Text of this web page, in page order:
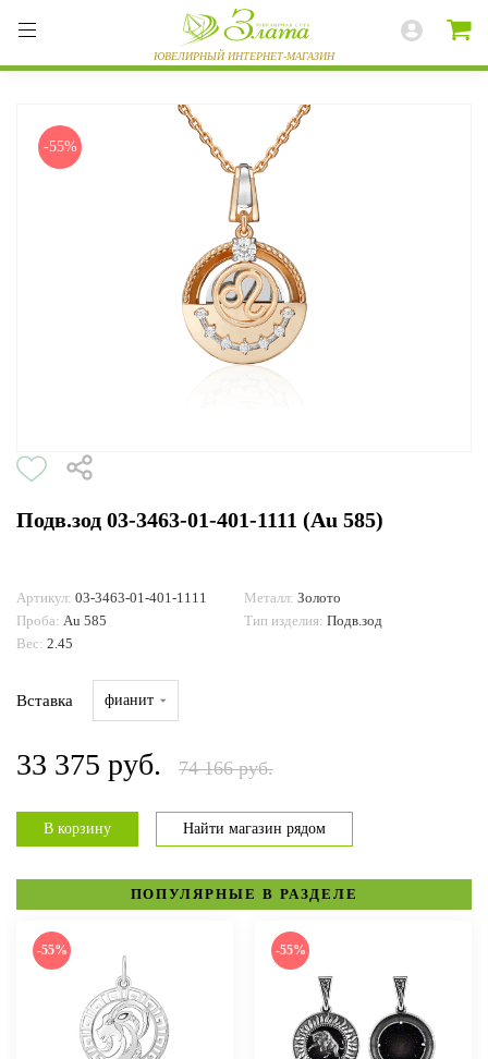
ВЕСЬ КАТАЛОГ
РАЗНОЕ
ДОСТАВКА И ОПЛАТА
-55%
Подв.зод 03-3463-01-401-1111 (Au 585)
Артикул: 03-3463-01-401-1111 Металл: Золото
Проба: Au 585 Тип изделия: Подв.зод
Вес: 2.45
Вставка фианит
33 375 руб. 74 166 руб.
В корзину Найти магазин рядом
ПОПУЛЯРНЫЕ В РАЗДЕЛЕ
-55% -55%